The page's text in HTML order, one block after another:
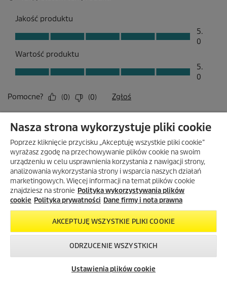
sklepie
internetowym
Nasza strona wykorzystuje pliki cookie
Poprzez kliknięcie przycisku „Akceptuję wszystkie pliki cookie”
wyrażasz zgodę na przechowywanie plików cookie na swoim
urządzeniu w celu usprawnienia korzystania z nawigacji strony,
analizowania wykorzystania strony i wsparcia naszych działań
marketingowych. Więcej informacji na temat plików cookie
znajdziesz na stronie Polityka wykorzystywania plików
cookie Polityka prywatności Dane firmy i nota prawna
AKCEPTUJĘ WSZYSTKIE PLIKI COOKIE
ODRZUCENIE WSZYSTKICH
Ustawienia plików cookie